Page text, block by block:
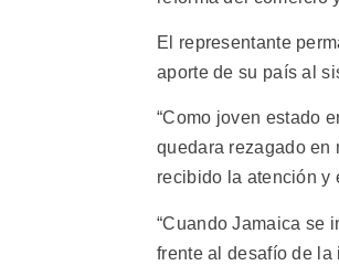
El representante
aporte de su país al
“Como joven estado
quedara rezagado en
recibido la atención y
“Cuando Jamaica se
frente al desafío de la